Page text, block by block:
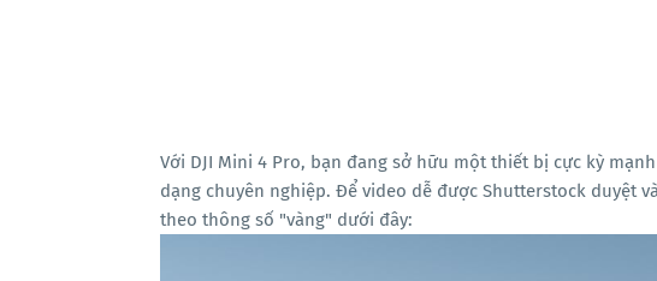
Với DJI Mini 4 Pro, bạn đang sở hữu một thiết bị cực kỳ
dạng chuyên nghiệp. Để video dễ được Shutterstock duyệt
theo thông số "vàng" dưới đây: